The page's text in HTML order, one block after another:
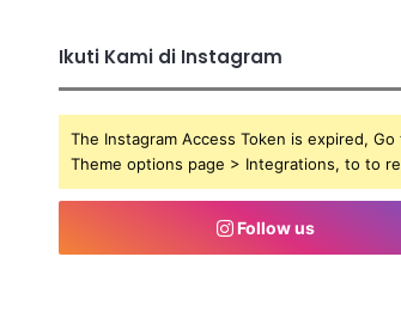
Ikuti Kami di Instagram
The Instagram Access Token is expired,
Theme options page > Integrations, to to
Follow us